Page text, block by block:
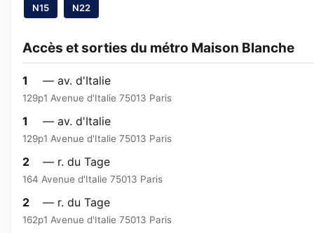
N15 N22
Accès et sorties du métro Maison Blanche
1 — av. d'Italie
129p1 Avenue d'Italie 75013 Paris
1 — av. d'Italie
129p1 Avenue d'Italie 75013 Paris
2 — r. du Tage
164 Avenue d'Italie 75013 Paris
2 — r. du Tage
162p1 Avenue d'Italie 75013 Paris